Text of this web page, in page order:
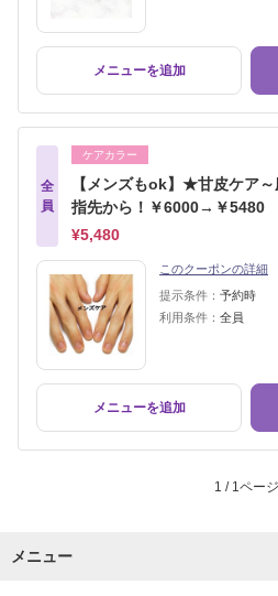
メニューを追加
全
員
ケアカラー
【メンズもok】★甘皮ケア
指先から！￥6000→￥5480
¥5,480
このクーポンの詳細
提示条件： 予約時
利用条件： 全員
メニューを追加
1 / 1ページ
メニュー